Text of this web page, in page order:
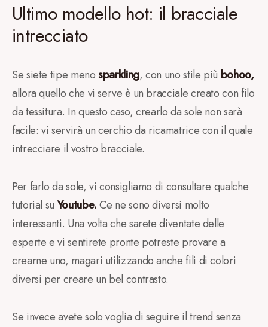
Ultimo modello hot: il bracciale
intrecciato
Se siete tipe menosparkling, con uno stile più bohoo,
allora quello che vi serve è un bracciale creato con filo
da tessitura. In questo caso, crearlo da sole non sarà
facile: vi servirà un cerchio da ricamatrice con il quale
intrecciare il vostro bracciale.
Per farlo da sole, vi consigliamo di consultare qualche
tutorial suYoutube.Ce ne sono diversi molto
interessanti. Una volta che sarete diventate delle
esperte e vi sentirete pronte potreste provare a
crearne uno, magari utilizzando anche fili di colori
diversi per creare un bel contrasto.
Se invece avete solo voglia di seguire il trend senza